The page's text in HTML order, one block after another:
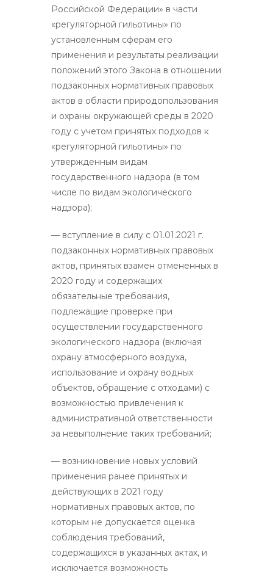
Российской Федерации» в части
«регуляторной гильотины» по
установленным сферам его
применения и результаты реализации
положений этого Закона в отношении
подзаконных нормативных правовых
актов в области природопользования
и охраны окружающей среды в 2020
году с учетом принятых подходов к
«регуляторной гильотины» по
утвержденным видам
государственного надзора (в том
числе по видам экологического
надзора);
— вступление в силу с 01.01.2021 г.
подзаконных нормативных правовых
актов, принятых взамен отмененных в
2020 году и содержащих
обязательные требования,
подлежащие проверке при
осуществлении государственного
экологического надзора (включая
охрану атмосферного воздуха,
использование и охрану водных
объектов, обращение с отходами) с
возможностью привлечения к
административной ответственности
за невыполнение таких требований;
— возникновение новых условий
применения ранее принятых и
действующих в 2021 году
нормативных правовых актов, по
которым не допускается оценка
соблюдения требований,
содержащихся в указанных актах, и
исключается возможность